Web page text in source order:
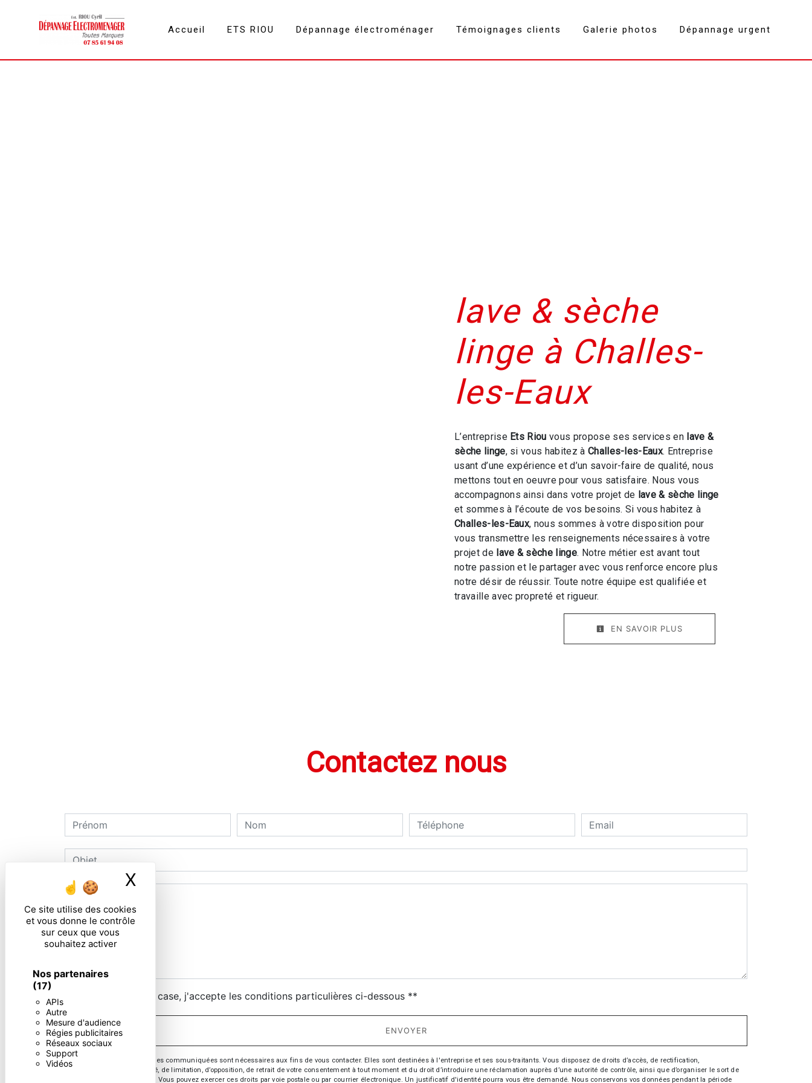
Ce site utilise des cookies
et vous donne le contrôle
sur ceux que vous
souhaitez activer
Nos partenaires
(17)
APIs
Autre
Mesure d'audience
Régies publicitaires
Réseaux sociaux
Support
Vidéos
X Masquer le bandeau des cookies
Accueil ETS RIOU Dépannage électroménager Témoignages clients Galerie photos Dépannage urgent
lave & sèche
linge à Challes-
les-Eaux
L’entreprise Ets Riou vous propose ses services en lave &
sèche linge, si vous habitez à Challes-les-Eaux. Entreprise
usant d’une expérience et d’un savoir-faire de qualité, nous
mettons tout en oeuvre pour vous satisfaire. Nous vous
accompagnons ainsi dans votre projet de lave & sèche linge
et sommes à l’écoute de vos besoins. Si vous habitez à
Challes-les-Eaux, nous sommes à votre disposition pour
vous transmettre les renseignements nécessaires à votre
projet de lave & sèche linge. Notre métier est avant tout
notre passion et le partager avec vous renforce encore plus
notre désir de réussir. Toute notre équipe est qualifiée et
travaille avec propreté et rigueur.
EN SAVOIR PLUS
Contactez nous
En cochant cette case, j'accepte les conditions particulières ci-dessous **
ENVOYER
** Les données personnelles communiquées sont nécessaires aux fins de vous contacter. Elles sont destinées à l'entreprise et ses sous-traitants. Vous disposez de droits d’accès, de rectification,
d’effacement, de portabilité, de limitation, d’opposition, de retrait de votre consentement à tout moment et du droit d’introduire une réclamation auprès d’une autorité de contrôle, ainsi que d’organiser le sort de
vos données post-mortem. Vous pouvez exercer ces droits par voie postale ou par courrier électronique. Un justificatif d'identité pourra vous être demandé. Nous conservons vos données pendant la période